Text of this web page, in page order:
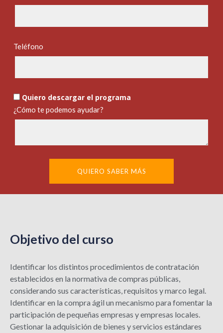
Teléfono
Quiero descargar el programa
¿Cómo te podemos ayudar?
QUIERO SABER MÁS
Objetivo del curso
Identificar los distintos procedimientos de contratación
establecidos en la normativa de compras públicas,
considerando sus características, requisitos y marco legal.
Identificar en la compra ágil un mecanismo para fomentar la
participación de pequeñas empresas y empresas locales.
Gestionar la adquisición de bienes y servicios estándares